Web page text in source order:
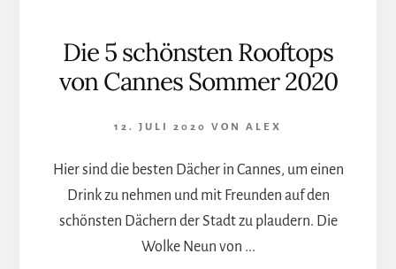
Die 5 schönsten Rooftops
von Cannes Sommer 2020
12. JULI 2020 VON ALEX
Hier sind die besten Dächer in Cannes, um einen
Drink zu nehmen und mit Freunden auf den
schönsten Dächern der Stadt zu plaudern. Die
Wolke Neun von ...